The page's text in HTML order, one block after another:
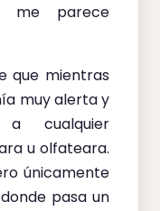
me parece
que mientras
muy alerta y
a cualquier
u olfateara.
únicamente
pasa un